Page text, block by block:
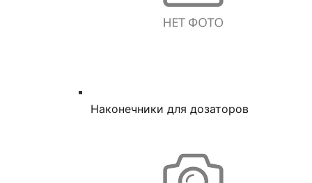
Наконечники для дозаторов